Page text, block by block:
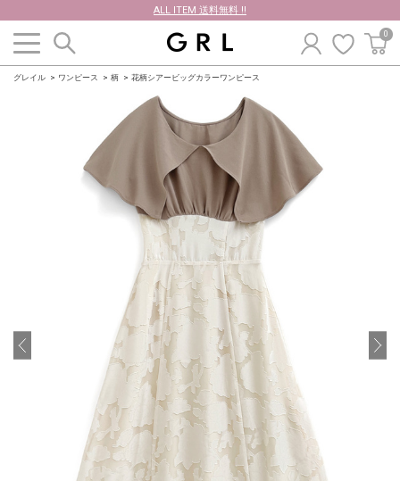
ALL ITEM 送料無料 !!
0
グレイル ワンピース 柄 花柄シアービッグカラーワンピース